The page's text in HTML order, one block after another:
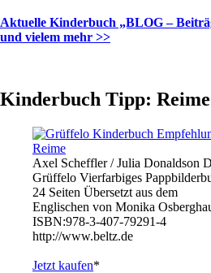
Aktuelle Kinderbuch „BLOG –
und vielem mehr >>
Kinderbuch Tipp: Reime
Axel Scheffler / Julia Donaldson
Grüffelo Vierfarbiges
24 Seiten Übersetzt aus dem
Englischen von Monika
ISBN:978-3-407-79291-4
http://www.beltz.de
Jetzt kaufen*